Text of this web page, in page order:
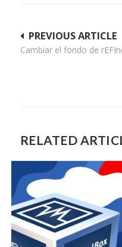
Navegación
de
PREVIOUS ARTICLE
Cambiar el fondo de
RELATED